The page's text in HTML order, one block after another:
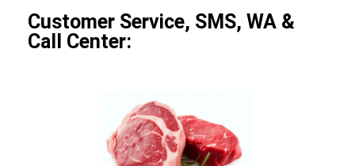
Customer Service, SMS, WA &
Call Center: